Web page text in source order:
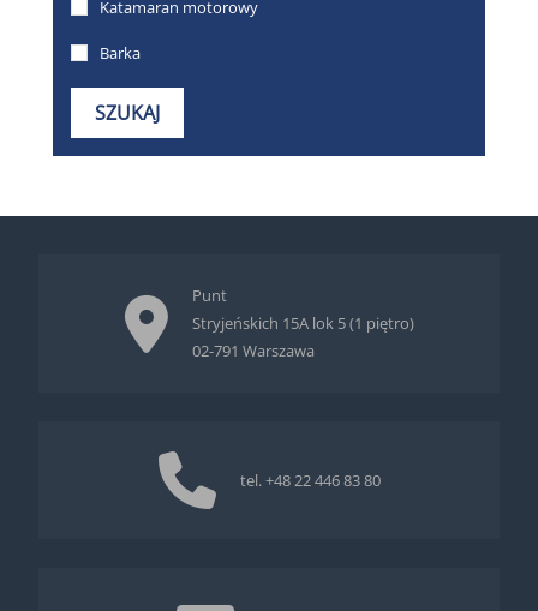
Punt
Stryjeńskich 15A lok 5 (1 piętro)
02-791 Warszawa
tel. +48 22 446 83 80